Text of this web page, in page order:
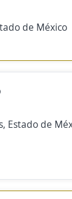
de México
Estado de